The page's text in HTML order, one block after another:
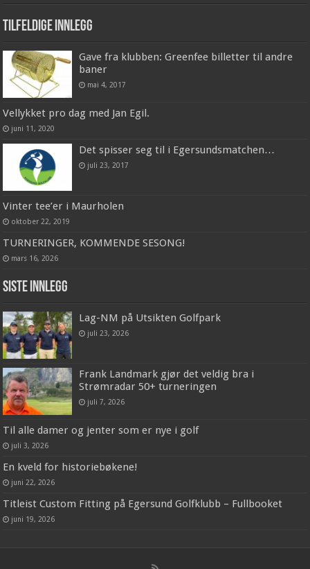
Tilfeldige innlegg
Gave fra klubben: Greenfee billetter til andre
baner
mai 4, 2017
Vellykket pro dag med Jan Egil.
juni 11, 2020
Det spisser seg til i Egersundsmatchen…
juli 23, 2017
Vinter tee’er i Maurholen
oktober 22, 2019
TURNERINGER, KOMMENDE SESONG!
mars 16, 2026
Siste innlegg
Lag-NM på Utsikten Golfpark
juli 23, 2026
Frank Landmark gjør det veldig bra i
Strømradar 50+ turneringen
juli 7, 2026
Til alle damer og jenter som er nye i golf
juli 3, 2026
En kveld for historiebøkene!
juni 22, 2026
Titleist Custom Fitting på Egersund Golfklubb – Fullbooket
juni 19, 2026